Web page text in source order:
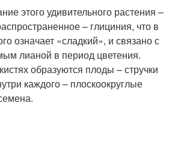
этого удивительного растения –
– глициния, что в
означает «сладкий», и связано с
лианой в период цветения.
образуются плоды – стручки
каждого – плоскоокруглые